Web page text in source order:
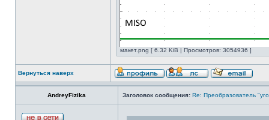
макет.png [ 6.32 KiB | Просмотров: 3054936 ]
Вернуться наверх
AndreyFizika Заголовок сообщения: Re: Преобразователь